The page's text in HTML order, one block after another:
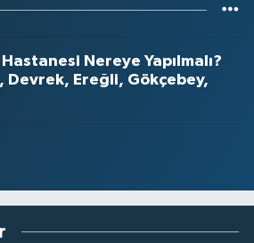
Nereye Yapılmalı?
Devrek, Ereğli, Gökçebey,